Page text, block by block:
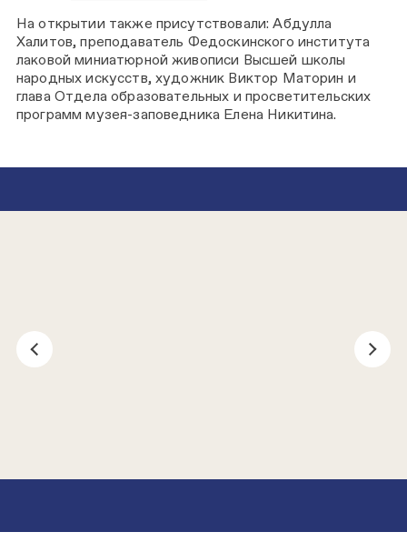
На открытии также присутствовали: Абдулла
Халитов, преподаватель Федоскинского института
лаковой миниатюрной живописи Высшей школы
народных искусств, художник Виктор Маторин и
глава Отдела образовательных и просветительских
программ музея-заповедника Елена Никитина.